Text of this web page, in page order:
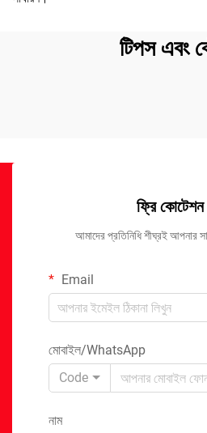
টিপস এবং
ফ্রি কোটেশন
আমাদের প্রতিনিধি শীঘ্রই আপনার
Email
মোবাইল/WhatsApp
Code
নাম